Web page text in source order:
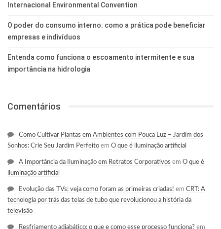
Internacional Environmental Convention
O poder do consumo interno: como a prática pode beneficiar
empresas e indivíduos
Entenda como funciona o escoamento intermitente e sua
importância na hidrologia
Comentários
Como Cultivar Plantas em Ambientes com Pouca Luz – Jardim dos
Sonhos: Crie Seu Jardim Perfeito em O que é iluminação artificial
A Importância da Iluminação em Retratos Corporativos em O que é
iluminação artificial
Evolução das TVs: veja como foram as primeiras criadas! em CRT: A
tecnologia por trás das telas de tubo que revolucionou a história da
televisão
Resfriamento adiabático: o que e como esse processo funciona? em